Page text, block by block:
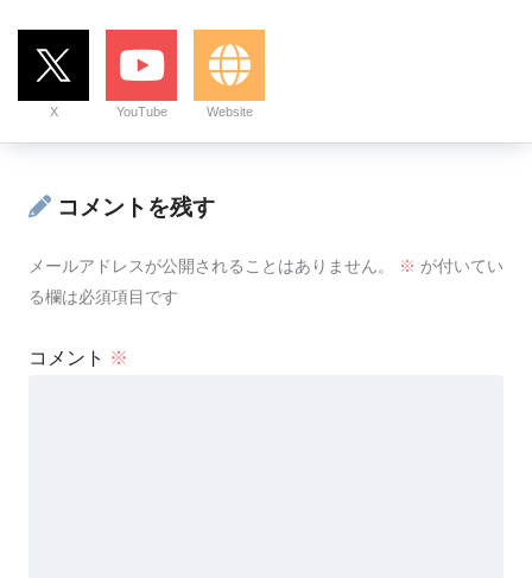
X YouTube Website
コメントを残す
メールアドレスが公開されることはありません。 ※ が付いてい
る欄は必須項目です
コメント ※